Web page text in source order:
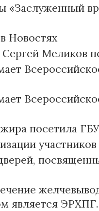
«Заслуженный
Новостях
Сергей Меликов
посетила
является ЭРХПГ.